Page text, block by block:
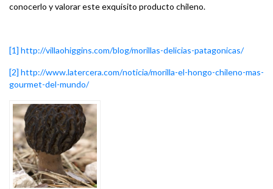
conocerlo y valorar este exquisito producto chileno.
[1] http://villaohiggins.com/blog/morillas-delicias-patagonicas/
[2] http://www.latercera.com/noticia/morilla-el-hongo-chileno-mas-
gourmet-del-mundo/